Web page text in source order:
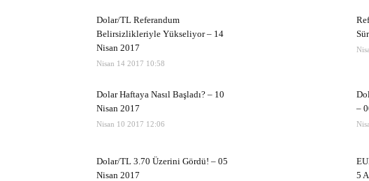
Dolar/TL Referandum
Belirsizlikleriyle Yükseliyor – 14
Nisan 2017
Nisan 14 2017 10:58
Dolar Haftaya Nasıl Başladı? – 10
Nisan 2017
Nisan 10 2017 12:06
–
Dolar/TL 3.70 Üzerini Gördü! – 05
Nisan 2017
5